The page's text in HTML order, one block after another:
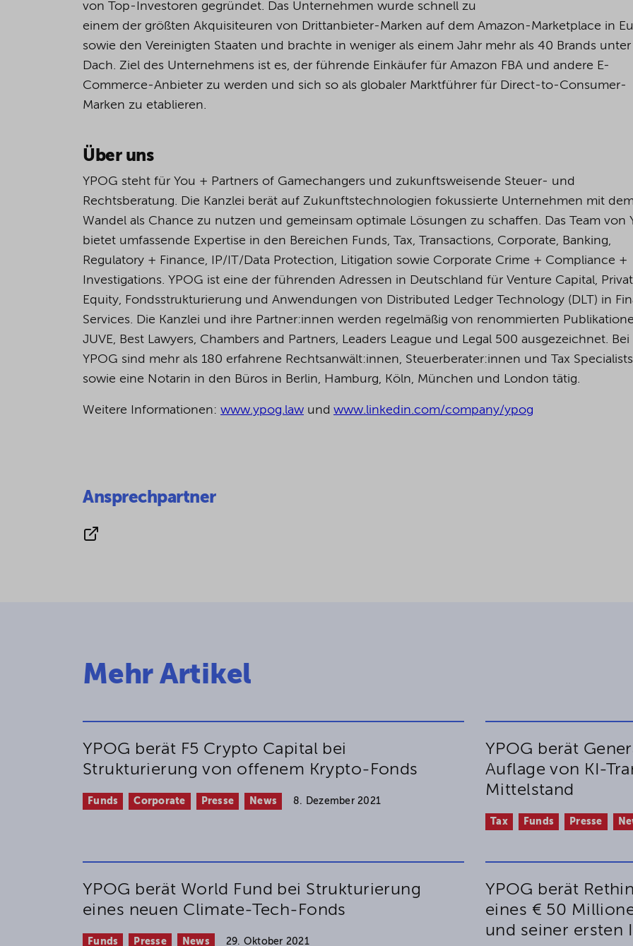
von Top-Investoren gegründet. Das Unternehmen wurde schnell zu
einem der größten Akquisiteuren von Drittanbieter-Marken auf dem Amazon-Marketplace in
sowie den Vereinigten Staaten und brachte in weniger als einem Jahr mehr als 40 Brands unter
Dach. Ziel des Unternehmens ist es, der führende Einkäufer für Amazon FBA und andere E-
Commerce-Anbieter zu werden und sich so als globaler Marktführer für Direct-to-Consumer-
Marken zu etablieren.
Über uns
YPOG steht für You + Partners of Gamechangers und zukunftsweisende Steuer- und
Rechtsberatung. Die Kanzlei berät auf Zukunftstechnologien fokussierte Unternehmen mit dem
Wandel als Chance zu nutzen und gemeinsam optimale Lösungen zu schaffen. Das Team von
bietet umfassende Expertise in den Bereichen Funds, Tax, Transactions, Corporate, Banking,
Regulatory + Finance, IP/IT/Data Protection, Litigation sowie Corporate Crime + Compliance +
Investigations. YPOG ist eine der führenden Adressen in Deutschland für Venture Capital,
Equity, Fondsstrukturierung und Anwendungen von Distributed Ledger Technology (DLT) in
Services. Die Kanzlei und ihre Partner:innen werden regelmäßig von renommierten
JUVE, Best Lawyers, Chambers and Partners, Leaders League und Legal 500 ausgezeichnet.
Bei
YPOG sind mehr als 180 erfahrene Rechtsanwält:innen, Steuerberater:innen und Tax Specialists
sowie eine Notarin in den Büros in Berlin, Hamburg, Köln, München und London tätig.
Weitere Informationen: www.ypog.law und www.linkedin.com/company/ypog
Ansprechpartner
Mehr Artikel
YPOG berät F5 Crypto Capital bei
Strukturierung von offenem Krypto-Fonds
Funds Corporate Presse News 8. Dezember 2021
YPOG berät
Auflage von KI-
Mittelstand
Tax Funds Presse
YPOG berät World Fund bei Strukturierung
eines neuen Climate-Tech-Fonds
Funds Presse News 29. Oktober 2021
YPOG berät
eines € 50
und seiner ersten